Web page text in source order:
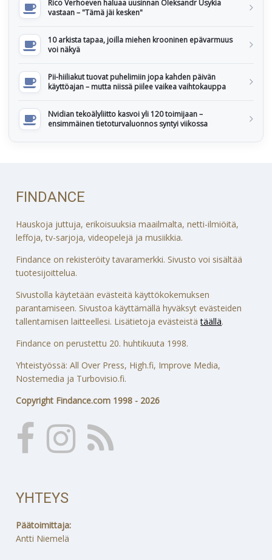
Rico Verhoeven haluaa uusinnan Oleksandr Usykia
vastaan – "Tämä jäi kesken"
10 arkista tapaa, joilla miehen krooninen epävarmuus
voi näkyä
Pii-hiiliakut tuovat puhelimiin jopa kahden päivän
käyttöajan – mutta niissä piilee vaikea vaihtokauppa
Nvidian tekoälyliitto kasvoi yli 120 toimijaan –
ensimmäinen tietoturvaluonnos syntyi viikossa
FINDANCE
Hauskoja juttuja, erikoisuuksia maailmalta, netti-ilmiöitä,
leffoja, tv-sarjoja, videopelejä ja musiikkia.
Findance on rekisteröity tavaramerkki. Sivusto voi sisältää
tuotesijoittelua.
Sivustolla käytetään evästeitä käyttökokemuksen
parantamiseen. Sivustoa käyttämällä hyväksyt evästeiden
tallentamisen laitteellesi. Lisätietoja evästeistätäällä.
Findance on perustettu 20. huhtikuuta 1998.
Yhteistyössä: All Over Press, High.fi, Improve Media,
Nostemedia ja Turbovisio.fi.
Copyright Findance.com 1998 - 2026
YHTEYS
Päätoimittaja:
Antti Niemelä